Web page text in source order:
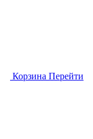
Корзина Перейти